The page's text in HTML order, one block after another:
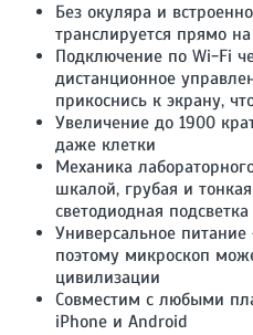
Без окуляра и
транслируется прямо
Подключение по Wi-Fi
дистанционное
прикоснись к экрану,
Увеличение до 1900
даже клетки
Механика
шкалой, грубая и
светодиодная подсветка
Универсальное
поэтому микроскоп
цивилизации
Совместим с любыми
iPhone и Android